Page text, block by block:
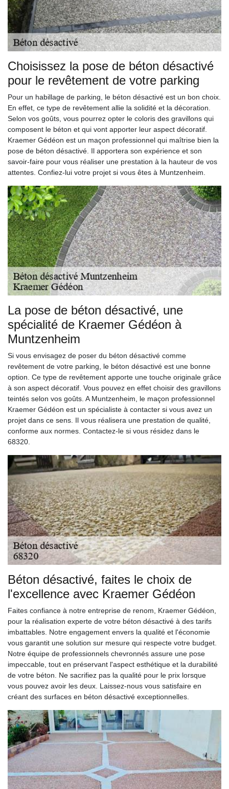
Choisissez la pose de béton désactivé
pour le revêtement de votre parking
Pour un habillage de parking, le béton désactivé est un bon choix.
En effet, ce type de revêtement allie la solidité et la décoration.
Selon vos goûts, vous pourrez opter le coloris des gravillons qui
composent le béton et qui vont apporter leur aspect décoratif.
Kraemer Gédéon est un maçon professionnel qui maîtrise bien la
pose de béton désactivé. Il apportera son expérience et son
savoir-faire pour vous réaliser une prestation à la hauteur de vos
attentes. Confiez-lui votre projet si vous êtes à Muntzenheim.
La pose de béton désactivé, une
spécialité de Kraemer Gédéon à
Muntzenheim
Si vous envisagez de poser du béton désactivé comme
revêtement de votre parking, le béton désactivé est une bonne
option. Ce type de revêtement apporte une touche originale grâce
à son aspect décoratif. Vous pouvez en effet choisir des gravillons
teintés selon vos goûts. A Muntzenheim, le maçon professionnel
Kraemer Gédéon est un spécialiste à contacter si vous avez un
projet dans ce sens. Il vous réalisera une prestation de qualité,
conforme aux normes. Contactez-le si vous résidez dans le
68320.
Béton désactivé, faites le choix de
l'excellence avec Kraemer Gédéon
Faites confiance à notre entreprise de renom, Kraemer Gédéon,
pour la réalisation experte de votre béton désactivé à des tarifs
imbattables. Notre engagement envers la qualité et l'économie
vous garantit une solution sur mesure qui respecte votre budget.
Notre équipe de professionnels chevronnés assure une pose
impeccable, tout en préservant l'aspect esthétique et la durabilité
de votre béton. Ne sacrifiez pas la qualité pour le prix lorsque
vous pouvez avoir les deux. Laissez-nous vous satisfaire en
créant des surfaces en béton désactivé exceptionnelles.